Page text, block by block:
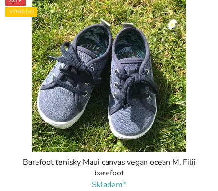
VÝPRODEJ
Barefoot tenisky Maui canvas vegan ocean M, Filii
barefoot
Skladem*